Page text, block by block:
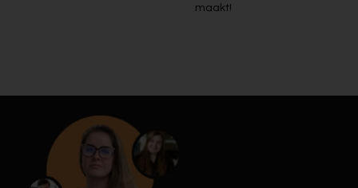
maakt!